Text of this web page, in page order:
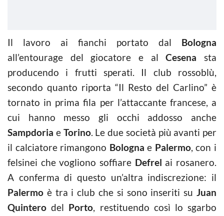
Il lavoro ai fianchi portato dal Bologna
all’entourage del giocatore e alCesena sta
producendo i frutti sperati. Il club rossoblù,
secondo quanto riporta “Il Resto del Carlino” è
tornato in prima fila per l’attaccante francese, a
cui hanno messo gli occhi addosso anche
Sampdoria e Torino. Le due società più avanti per
il calciatore rimangono Bologna e Palermo, con i
felsinei che vogliono soffiare Defrel ai rosanero.
A conferma di questo un’altra indiscrezione: il
Palermo è tra i club che si sono inseriti su Juan
Quintero del Porto, restituendo così lo sgarbo